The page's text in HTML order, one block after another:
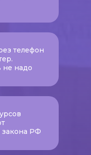
телефон
не надо
закона РФ